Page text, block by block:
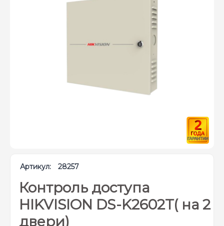
Артикул: 28257
Контроль доступа
HIKVISION DS-K2602T( на 2
двери)